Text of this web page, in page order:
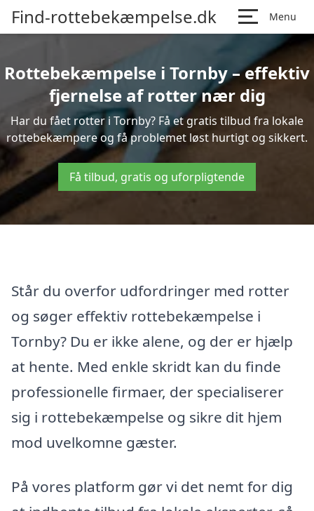
Find-rottebekæmpelse.dk Menu
Rottebekæmpelse i Tornby – effektiv
fjernelse af rotter nær dig
Har du fået rotter i Tornby? Få et gratis tilbud fra lokale
rottebekæmpere og få problemet løst hurtigt og sikkert.
Få tilbud, gratis og uforpligtende
Står du overfor udfordringer med rotter
og søger effektiv rottebekæmpelse i
Tornby? Du er ikke alene, og der er hjælp
at hente. Med enkle skridt kan du finde
professionelle firmaer, der specialiserer
sig i rottebekæmpelse og sikre dit hjem
mod uvelkomne gæster.
På vores platform gør vi det nemt for dig